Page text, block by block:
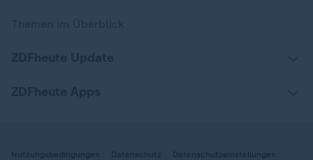
Nutzungsbedingungen Datenschutz Datenschutzeinstellungen